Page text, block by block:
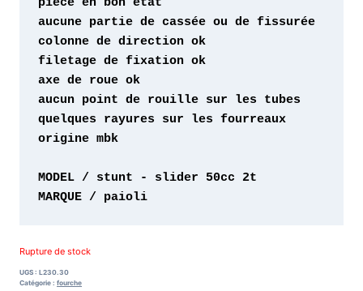
origine mbk
MARQUE / paioli
Rupture de stock
UGS : L230.30
Catégorie : fourche